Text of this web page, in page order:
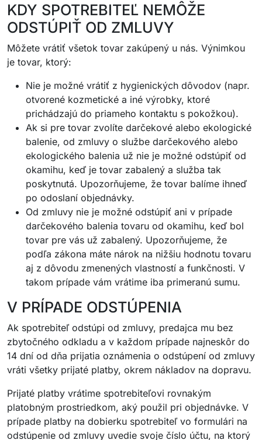
KDY SPOTREBITEĽ NEMÔŽE
ODSTÚPIŤ OD ZMLUVY
Môžete vrátiť všetok tovar zakúpený u nás. Výnimkou
je tovar, ktorý:
Nie je možné vrátiť z hygienických dôvodov (napr.
otvorené kozmetické a iné výrobky, ktoré
prichádzajú do priameho kontaktu s pokožkou).
Ak si pre tovar zvolíte darčekové alebo ekologické
balenie, od zmluvy o službe darčekového alebo
ekologického balenia už nie je možné odstúpiť od
okamihu, keď je tovar zabalený a služba tak
poskytnutá. Upozorňujeme, že tovar balíme ihneď
po odoslaní objednávky.
Od zmluvy nie je možné odstúpiť ani v prípade
darčekového balenia tovaru od okamihu, keď bol
tovar pre vás už zabalený. Upozorňujeme, že
podľa zákona máte nárok na nižšiu hodnotu tovaru
aj z dôvodu zmenených vlastností a funkčnosti. V
takom prípade vám vrátime iba primeranú sumu.
V PRÍPADE ODSTÚPENIA
Ak spotrebiteľ odstúpi od zmluvy, predajca mu bez
zbytočného odkladu a v každom prípade najneskôr do
14 dní od dňa prijatia oznámenia o odstúpení od zmluvy
vráti všetky prijaté platby, okrem nákladov na dopravu.
Prijaté platby vrátime spotrebiteľovi rovnakým
platobným prostriedkom, aký použil pri objednávke. V
prípade platby na dobierku spotrebiteľ vo formulári na
odstúpenie od zmluvy uvedie svoje číslo účtu, na ktorý